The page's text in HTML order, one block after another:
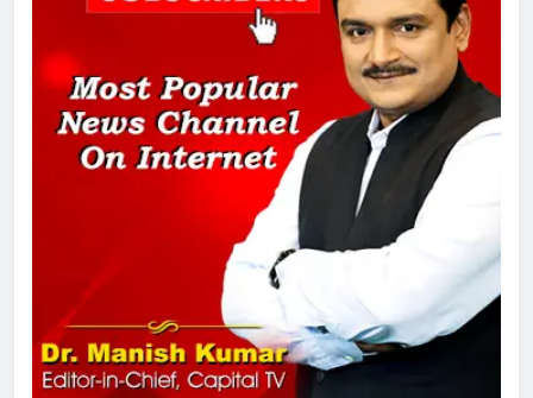
रोशन सिंह के नाम पर करने की मांग तेज
2
अमर शहीद ठाकुर रोशन सिंह के नाम पर
स्वरूप रानी नेहरू चिकित्सालय का
नामकरण करने की मांग को लेकर
अनिश्चितकालीन धरना शुरू
289 एकड़ भूमि पर विकसित होगा कार्बन-
फ्री डेटा सेंटर, हजारों उच्च-कुशल
रोजगार सृजन की संभावना